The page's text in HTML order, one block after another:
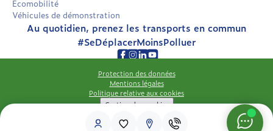
Écomobilité
Véhicules de démonstration
Au quotidien, prenez les transports en commun
#SeDéplacerMoinsPolluer
Protection des données
Mentions légales
Politique relative aux cookies
Gestion des cookies
Déclaration d'accessibilité